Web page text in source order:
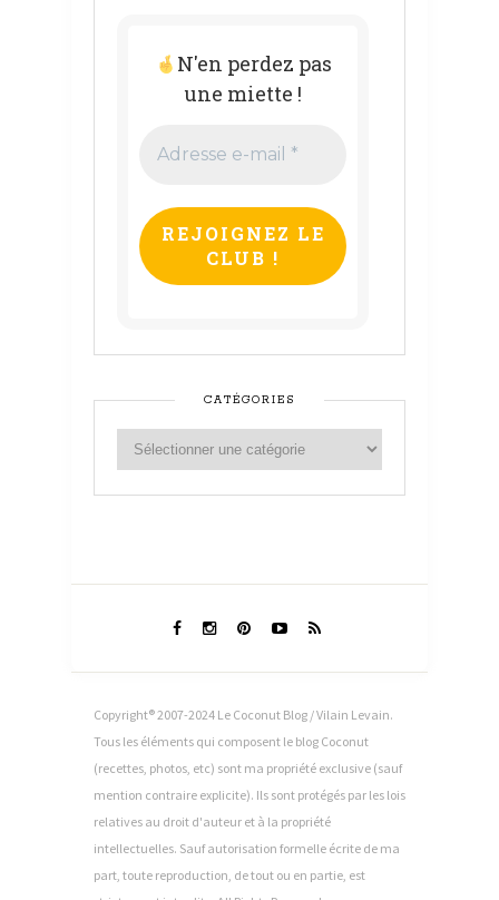
N'en perdez pas
une miette !
e-
*
CATÉGORIES
Copyright® 2007-2024 Le Coconut Blog / Vilain Levain.
Tous les éléments qui composent le blog Coconut
(recettes, photos, etc) sont ma propriété exclusive (sauf
mention contraire explicite). Ils sont protégés par les lois
relatives au droit d'auteur et à la propriété
intellectuelles. Sauf autorisation formelle écrite de ma
part, toute reproduction, de tout ou en partie, est